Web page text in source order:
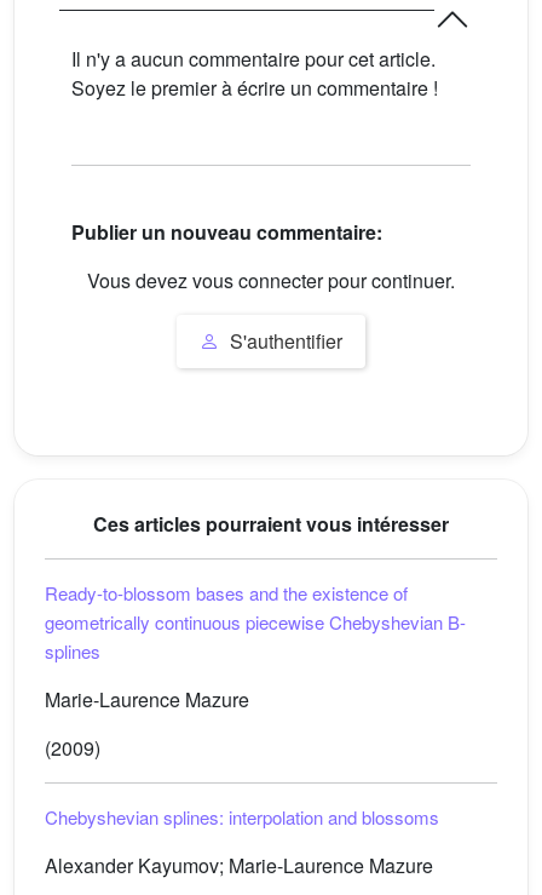
Il n'y a aucun commentaire pour cet article.
Soyez le premier à écrire un commentaire !
Publier un nouveau commentaire:
Vous devez vous connecter pour continuer.
S'authentifier
Ces articles pourraient vous intéresser
Ready-to-blossom bases and the existence of
geometrically continuous piecewise Chebyshevian B-
splines
Marie-Laurence Mazure
(2009)
Chebyshevian splines: interpolation and blossoms
Alexander Kayumov; Marie-Laurence Mazure